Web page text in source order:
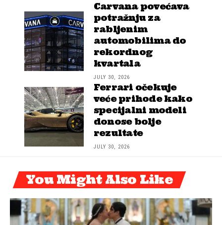
Carvana povećava
potražnju za
rabljenim
automobilima do
rekordnog
kvartala
JULY 30, 2026
Ferrari očekuje
veće prihode kako
specijalni modeli
donose bolje
rezultate
JULY 30, 2026
You Might Also Like